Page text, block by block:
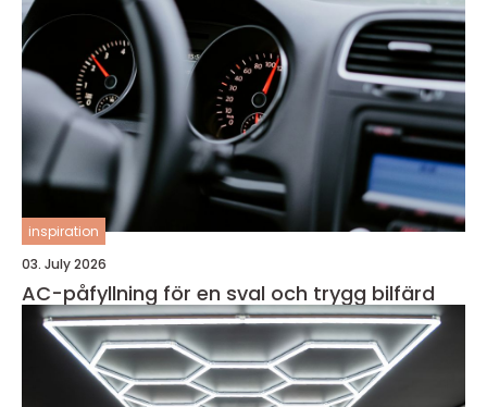
inspiration
03. July 2026
AC-påfyllning för en sval och trygg bilfärd